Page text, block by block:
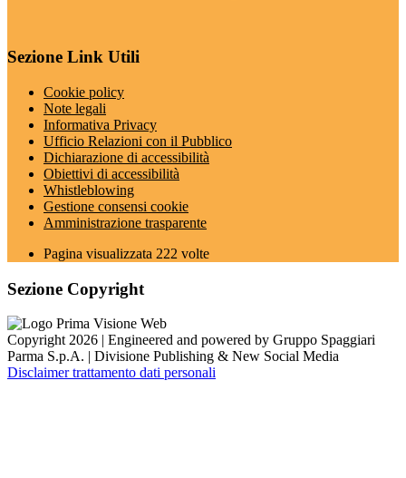
Sezione Link Utili
Cookie policy
Note legali
Informativa Privacy
Ufficio Relazioni con il Pubblico
Dichiarazione di accessibilità
Obiettivi di accessibilità
Whistleblowing
Gestione consensi cookie
Amministrazione trasparente
Pagina visualizzata 222 volte
Sezione Copyright
Copyright 2026 | Engineered and powered by Gruppo Spaggiari
Parma S.p.A. | Divisione Publishing & New Social Media
Disclaimer trattamento dati personali